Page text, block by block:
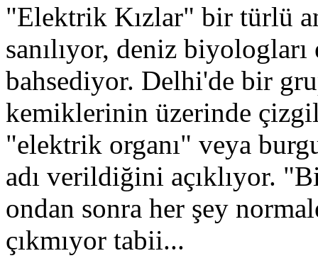
"Elektrik Kızlar" bir türlü
sanılıyor, deniz
bahsediyor. Delhi'de bir
kemiklerinin üzerinde
"elektrik organı" veya
adı verildiğini açıklıyor.
ondan sonra her şey
çıkmıyor tabii...